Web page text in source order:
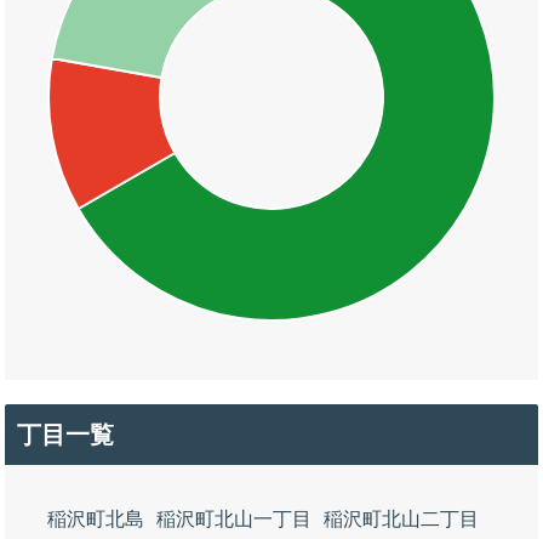
丁目一覧
稲沢町北島 稲沢町北山一丁目
稲沢町北山二丁目